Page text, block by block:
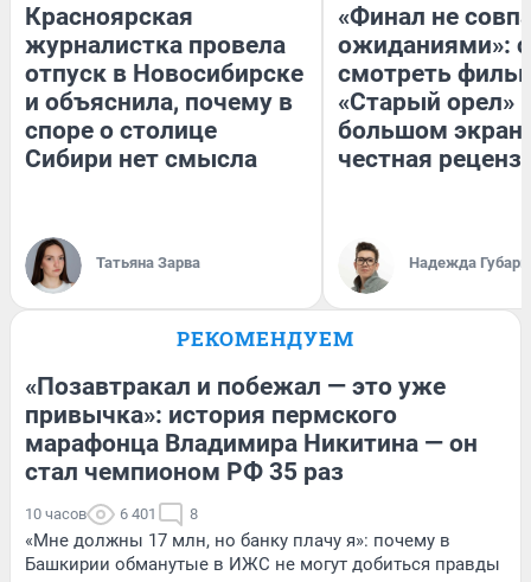
Красноярская
журналистка провела
отпуск в Новосибирске
и объяснила, почему в
споре о столице
Сибири нет смысла
Татьяна Зарва
«Финал не
ожиданиями»:
смотреть
«Старый орел»
большом
честная
Надежда Губарь
РЕКОМЕНДУЕМ
«Позавтракал и побежал — это уже
привычка»: история пермского
марафонца Владимира Никитина — он
стал чемпионом РФ 35 раз
10 часов 6 401 8
«Мне должны 17 млн, но банку плачу я»: почему в
Башкирии обманутые в ИЖС не могут добиться правды